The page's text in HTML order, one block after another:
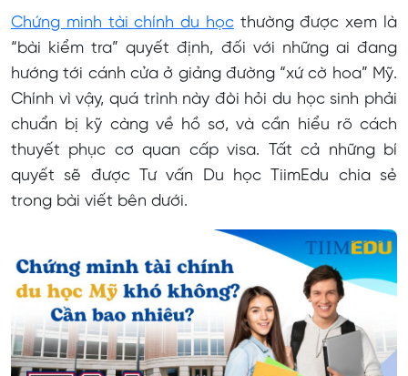
Kinh nghiệm chứng minh tài chính du học Mỹ
Sự hỗ trợ từ cá nhân bên ngoài gia đình
Chuẩn bị phỏng vấn thật kỹ
Liệt kê học bổng vào bảng kê khai tài sản
Chứng minh tài chính du họcthường được xem là
“bài kiểm tra” quyết định, đối với những ai đang
hướng tới cánh cửa ở giảng đường “xứ cờ hoa” Mỹ.
Chính vì vậy, quá trình này đòi hỏi du học sinh phải
chuẩn bị kỹ càng về hồ sơ, và cần hiểu rõ cách
thuyết phục cơ quan cấp visa. Tất cả những bí
quyết sẽ được Tư vấn Du học TiimEdu chia sẻ
trong bài viết bên dưới.